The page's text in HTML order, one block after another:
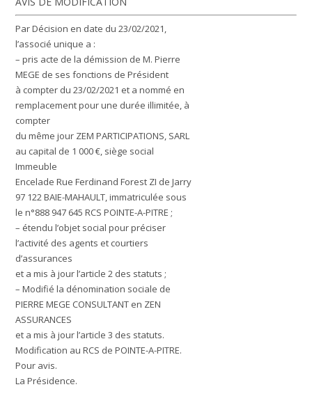
Par Décision en date du 23/02/2021,
l’associé unique a :
– pris acte de la démission de M. Pierre
MEGE de ses fonctions de Président
à compter du 23/02/2021 et a nommé en
remplacement pour une durée illimitée, à
compter
du même jour ZEM PARTICIPATIONS, SARL
au capital de 1 000 €, siège social
Immeuble
Encelade Rue Ferdinand Forest ZI de Jarry
97 122 BAIE-MAHAULT, immatriculée sous
le n°888 947 645 RCS POINTE-A-PITRE ;
– étendu l’objet social pour préciser
l’activité des agents et courtiers
d’assurances
et a mis à jour l’article 2 des statuts ;
– Modifié la dénomination sociale de
PIERRE MEGE CONSULTANT en ZEN
ASSURANCES
et a mis à jour l’article 3 des statuts.
Modification au RCS de POINTE-A-PITRE.
Pour avis.
La Présidence.